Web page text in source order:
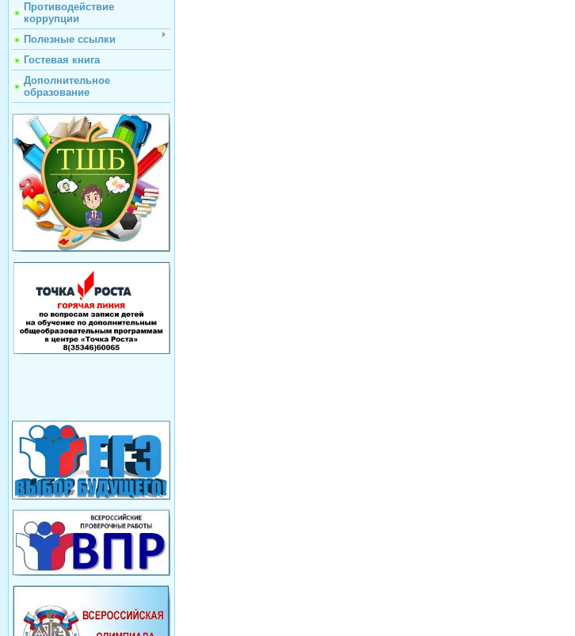
Противодействие
коррупции
Полезные ссылки
Гостевая книга
Дополнительное
образование